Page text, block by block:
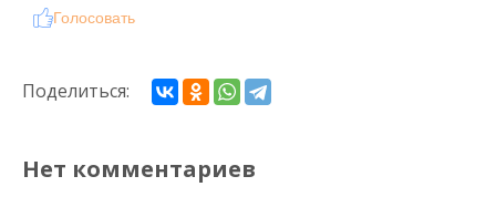
Голосовать
Поделиться:
Нет комментариев